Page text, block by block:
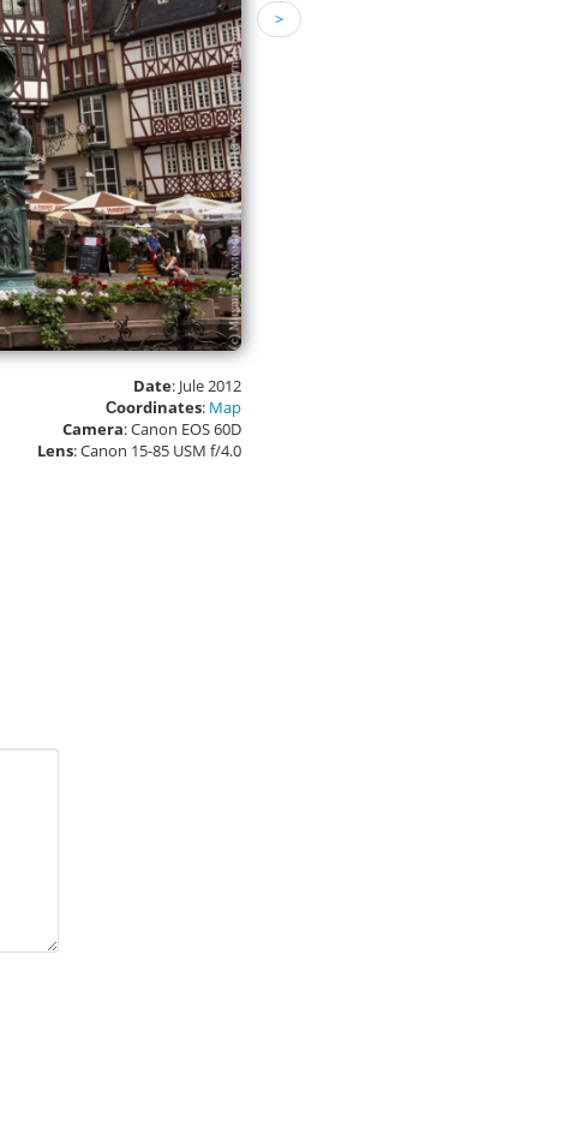
>
Date: Jule 2012
Сoordinates: Map
Camera: Canon EOS 60D
Lens: Canon 15-85 USM f/4.0